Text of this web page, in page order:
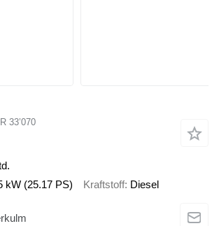
33’070
kW (25.17 PS) Kraftstoff Diesel